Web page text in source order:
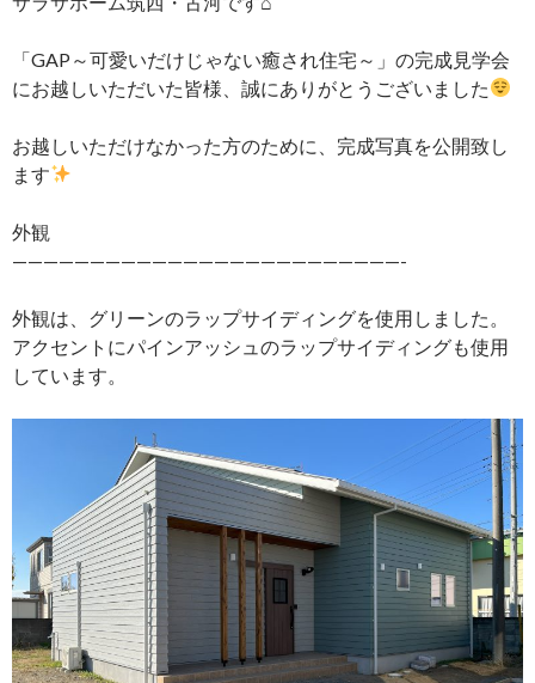
「GAP～可愛いだけじゃない癒され住宅～」の完成見学会
にお越しいただいた皆様、誠にありがとうございました
お越しいただけなかった方のために、完成写真を公開致し
ます
外観
—————————————————————————-
外観は、グリーンのラップサイディングを使用しました。
アクセントにパインアッシュのラップサイディングも使用
しています。